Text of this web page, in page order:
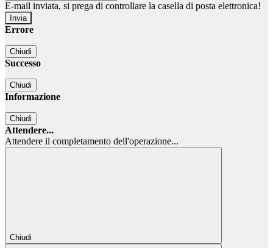
E-mail inviata, si prega di controllare la casella di posta elettronica!
Errore
Chiudi
Successo
Chiudi
Informazione
Chiudi
Attendere...
Attendere il completamento dell'operazione...
Chiudi